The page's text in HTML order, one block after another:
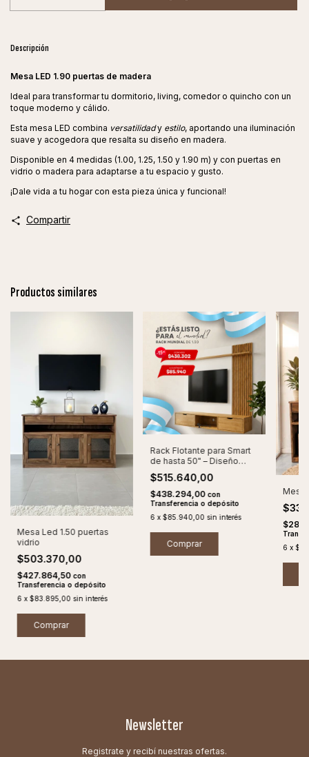
Descripción
Mesa LED 1.90 puertas de madera
Ideal para transformar tu dormitorio, living, comedor o quincho con un
toque moderno y cálido.
Esta mesa LED combina versatilidady estilo, aportando una iluminación
suave y acogedora que resalta su diseño en madera.
Disponible en 4 medidas (1.00, 1.25, 1.50 y 1.90 m) y con puertas en
vidrio o madera para adaptarse a tu espacio y gusto.
¡Dale vida a tu hogar con esta pieza única y funcional!
Compartir
Productos similares
Mesa Led 1.50 puertas
vidrio
$503.370,00
$427.864,50 con
Transferencia o depósito
6 x $83.895,00 sin interés
Rack Flotante para Smart
de hasta 50" – Diseño
Moderno
$515.640,00
$438.294,00 con
Transferencia o depósito
6 x $85.940,00 sin interés
Mesa
6 x
Newsletter
Registrate y recibí nuestras ofertas.